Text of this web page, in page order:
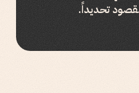
تحديداً.